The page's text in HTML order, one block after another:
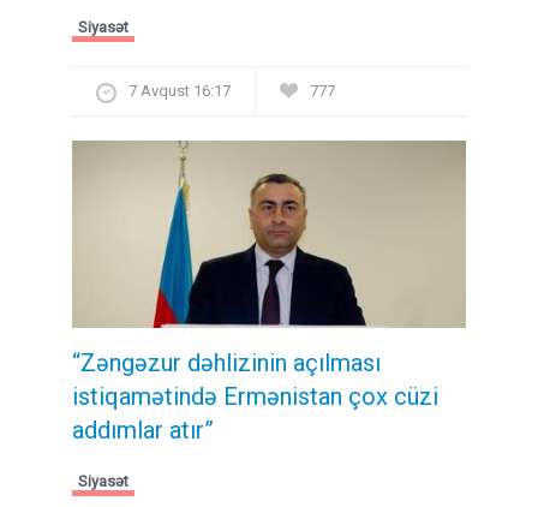
Siyasət
7 Avqust 16:17 777
“Zəngəzur dəhlizinin açılması
istiqamətində Ermənistan çox cüzi
addımlar atır”
Siyasət